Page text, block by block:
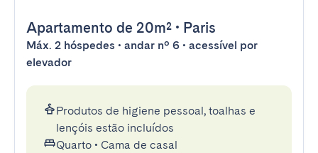
Apartamento de 20m² • Paris
Máx. 2 hóspedes • andar nº 6 • acessível por
elevador
Produtos de higiene pessoal, toalhas e
lençóis estão incluídos
Quarto • Cama de casal